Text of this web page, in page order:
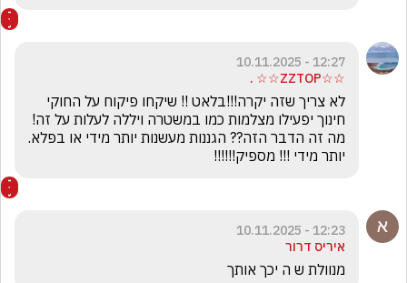
12:27 - 10.11.2025
☆☆ZZTOP☆☆ .
יותר מידי !!! מספיק!!!!!!
12:23 - 10.11.2025
איריס דרור
מנוולת ש ה יכך אותך